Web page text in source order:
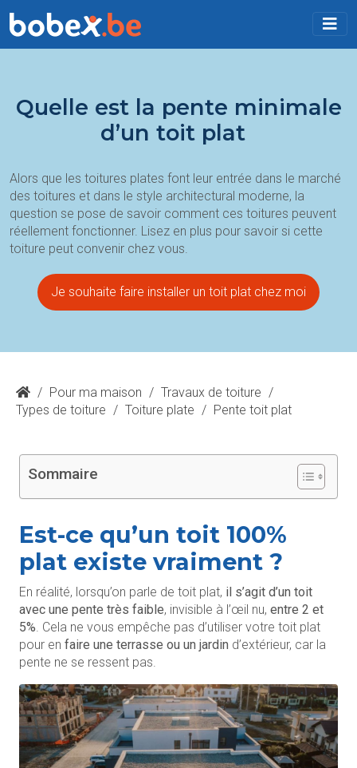
Quelle est la pente minimale
d’un toit plat
Alors que les toitures plates font leur entrée dans le marché
des toitures et dans le style architectural moderne, la
question se pose de savoir comment ces toitures peuvent
réellement fonctionner. Lisez en plus pour savoir si cette
toiture peut convenir chez vous.
Je souhaite faire installer un toit plat chez moi
/ Pour ma maison / Travaux de toiture /
Types de toiture / Toiture plate / Pente toit plat
Sommaire
Est-ce qu’un toit 100%
plat existe vraiment ?
En réalité, lorsqu’on parle de toit plat, il s’agit d’un toit
avec une pente très faible, invisible à l’œil nu, entre 2 et
5% . Cela ne vous empêche pas d’utiliser votre toit plat
pour en faire une terrasse ou un jardin d’extérieur, car la
pente ne se ressent pas.